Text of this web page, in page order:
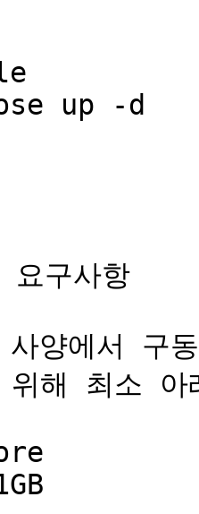
up -d
구사항
양에서 구
위해 최소